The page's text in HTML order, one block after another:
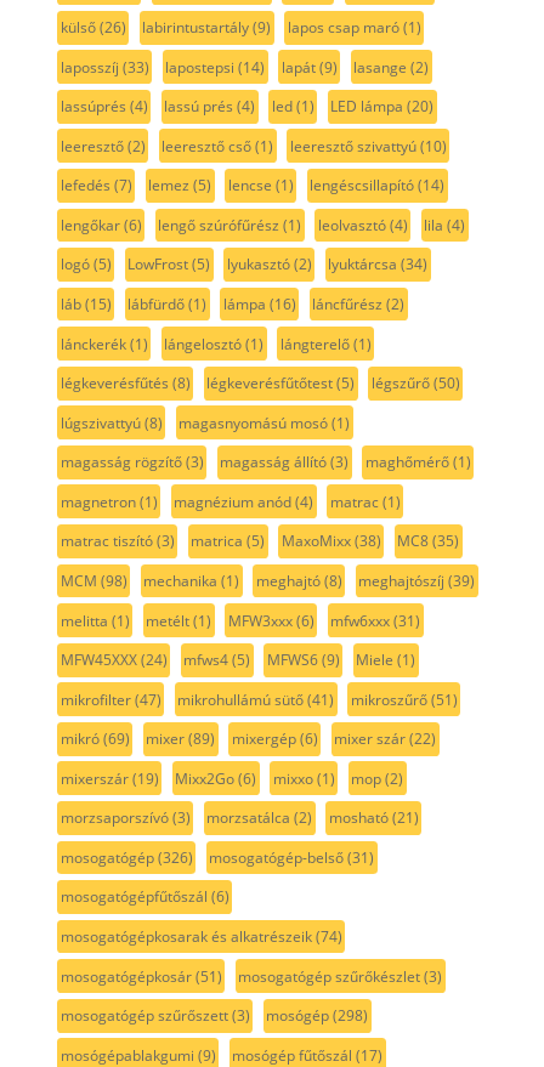
külső(26) labirintustartály(9) lapos csap maró(1)
laposszíj (33) lapostepsi (14) lapát(9) lasange (2)
lassúprés (4) lassú prés (4) led(1) LED lámpa (20)
leeresztő(2) leeresztő cső(1) leeresztő szivattyú(10)
lefedés (7) lemez (5) lencse (1) lengéscsillapító(14)
lengőkar(6) lengő szúrófűrész (1) leolvasztó(4) lila (4)
logó(5) LowFrost(5) lyukasztó(2) lyuktárcsa (34)
láb(15) lábfürdő(1) lámpa (16) láncfűrész (2)
lánckerék(1) lángelosztó(1) lángterelő(1)
légkeverésfűtés (8) légkeverésfűtőtest(5) légszűrő(50)
lúgszivattyú(8) magasnyomású mosó(1)
magasság rögzítő(3) magasság állító(3) maghőmérő(1)
magnetron(1) magnézium anód(4) matrac(1)
matrac tiszító(3) matrica (5) MaxoMixx(38) MC8(35)
MCM (98) mechanika (1) meghajtó(8) meghajtószíj (39)
melitta (1) metélt(1) MFW3xxx(6) mfw6xxx(31)
MFW45XXX(24) mfws4(5) MFWS6(9) Miele (1)
mikrofilter(47) mikrohullámú sütő(41) mikroszűrő(51)
mikró(69) mixer(89) mixergép(6) mixer szár(22)
mixerszár(19) Mixx2Go(6) mixxo(1) mop(2)
morzsaporszívó(3) morzsatálca (2) mosható(21)
mosogatógép(326) mosogatógép-belső(31)
mosogatógépfűtőszál (6)
mosogatógépkosarak és alkatrészeik(74)
mosogatógépkosár(51) mosogatógép szűrőkészlet(3)
mosogatógép szűrőszett(3) mosógép(298)
mosógépablakgumi (9) mosógép fűtőszál (17)